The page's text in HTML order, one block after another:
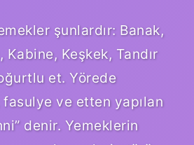
şunlardır: Banak,
Kabine, Keşkek, Tandır
et. Yörede
ve etten yapılan
denir. Yemeklerin